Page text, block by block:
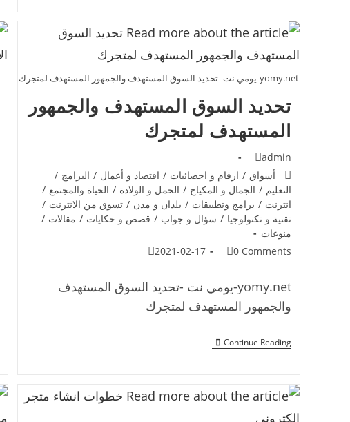
yomy.net-يومي نت -تحديد السوق المستهدف والجمهور المستهدف لمتجرك
تحديد السوق المستهدف والجمهور
المستهدف لمتجرك
admin
أسواق / ارقام و احصائيات / اقتصاد و أعمال / البرامج /
التعليم / الجمال و المكياج / الحمل و الولادة / الحياة والمجتمع /
انترنت / برامج وتطبيقات / بلدان و مدن / تسوق من الانترنت /
تقنية و تكنولوجيا / سؤال و جواب / قصص و حكايات / مقالات /
منوعات
0 Comments
2021-02-17
yomy.net-يومي نت -تحديد السوق المستهدف
والجمهور المستهدف لمتجرك
Continue Reading